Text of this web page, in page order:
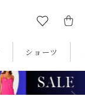
ショーツ